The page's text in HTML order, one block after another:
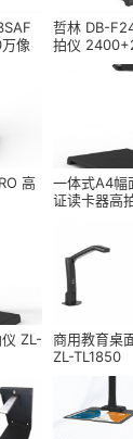
像
哲林 DB-
拍仪
高
一体式A4幅
证读卡器高
ZL-
商用教育桌
ZL-TL1850